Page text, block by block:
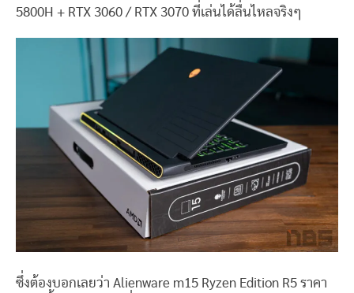
5800H + RTX 3060 / RTX 3070 ที่เล่นได้ลื่นไหลจริงๆ
ซึ่งต้องบอกเลยว่า Alienware m15 Ryzen Edition R5 ราคา